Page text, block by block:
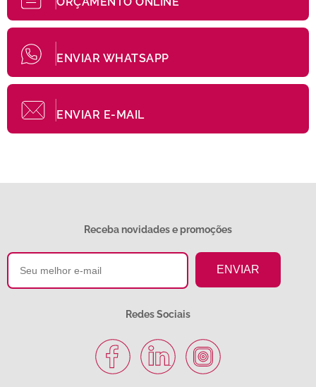
ENVIAR WHATSAPP
ENVIAR E-MAIL
Receba novidades e promoções
Redes Sociais